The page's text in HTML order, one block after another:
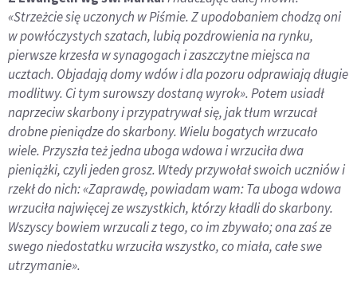
«Strzeżcie się uczonych w Piśmie. Z upodobaniem chodzą oni
w powłóczystych szatach, lubią pozdrowienia na rynku,
pierwsze krzesła w synagogach i zaszczytne miejsca na
ucztach. Objadają domy wdów i dla pozoru odprawiają długie
modlitwy. Ci tym surowszy dostaną wyrok». Potem usiadł
naprzeciw skarbony i przypatrywał się, jak tłum wrzucał
drobne pieniądze do skarbony. Wielu bogatych wrzucało
wiele. Przyszła też jedna uboga wdowa i wrzuciła dwa
pieniążki, czyli jeden grosz. Wtedy przywołał swoich uczniów i
rzekł do nich: «Zaprawdę, powiadam wam: Ta uboga wdowa
wrzuciła najwięcej ze wszystkich, którzy kładli do skarbony.
Wszyscy bowiem wrzucali z tego, co im zbywało; ona zaś ze
swego niedostatku wrzuciła wszystko, co miała, całe swe
utrzymanie».